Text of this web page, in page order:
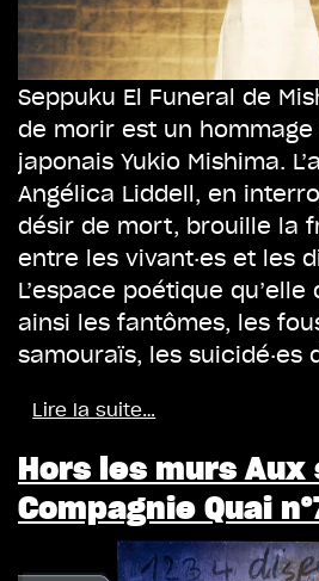
Seppuku El Funeral de
de morir est un
japonais Yukio Mishima.
Angélica Liddell, en
désir de mort, brouille la
entre les vivant·es et les
L’espace poétique
ainsi les fantômes, les
samouraïs, les suicidé·es
Lire la suite…
Hors les murs Aux
Compagnie Quai